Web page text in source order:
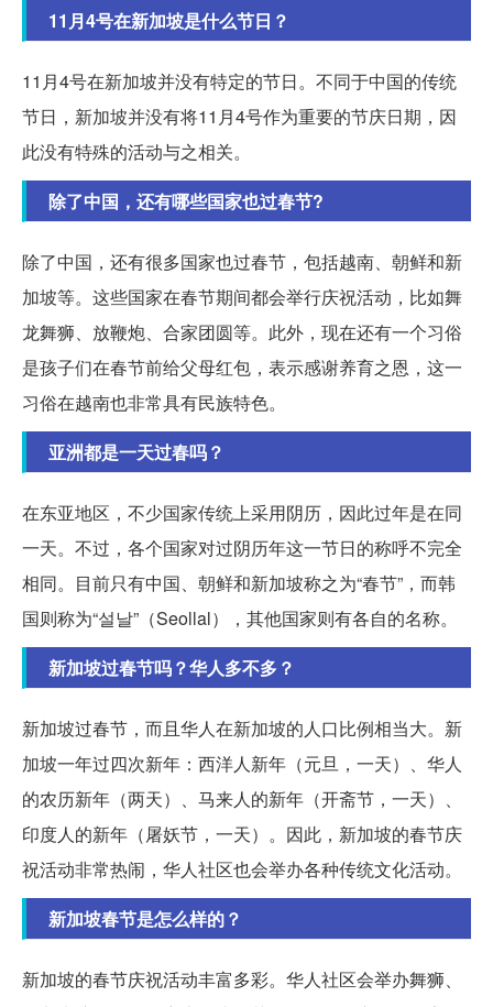
11月4号在新加坡是什么节日？
11月4号在新加坡并没有特定的节日。不同于中国的传统
节日，新加坡并没有将11月4号作为重要的节庆日期，因
此没有特殊的活动与之相关。
除了中国，还有哪些国家也过春节?
除了中国，还有很多国家也过春节，包括越南、朝鲜和新
加坡等。这些国家在春节期间都会举行庆祝活动，比如舞
龙舞狮、放鞭炮、合家团圆等。此外，现在还有一个习俗
是孩子们在春节前给父母红包，表示感谢养育之恩，这一
习俗在越南也非常具有民族特色。
亚洲都是一天过春吗？
在东亚地区，不少国家传统上采用阴历，因此过年是在同
一天。不过，各个国家对过阴历年这一节日的称呼不完全
相同。目前只有中国、朝鲜和新加坡称之为“春节”，而韩
国则称为“설날”（Seollal），其他国家则有各自的名称。
新加坡过春节吗？华人多不多？
新加坡过春节，而且华人在新加坡的人口比例相当大。新
加坡一年过四次新年：西洋人新年（元旦，一天）、华人
的农历新年（两天）、马来人的新年（开斋节，一天）、
印度人的新年（屠妖节，一天）。因此，新加坡的春节庆
祝活动非常热闹，华人社区也会举办各种传统文化活动。
新加坡春节是怎么样的？
新加坡的春节庆祝活动丰富多彩。华人社区会举办舞狮、